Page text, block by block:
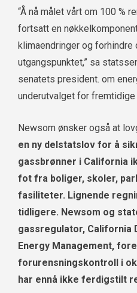
“Å nå målet vårt om 100 %
fortsatt en
klimaendringer og
utgangspunktet,” sa
senatets president. om
underutvalget for
Newsom ønsker også at
en ny delstatslov for å
gassbrønner i California
fot fra boliger, skoler,
fasiliteter. Lignende
tidligere. Newsom og
gassregulator, California
Energy Management,
forurensningskontroll i
har ennå ikke ferdigstilt